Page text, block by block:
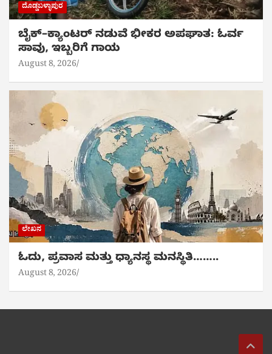
ದೊಡ್ಡಬಳ್ಳಾಪುರ
ಬೈಕ್‌–ಕ್ಯಾಂಟರ್ ನಡುವೆ ಭೀಕರ ಅಪಘಾತ: ಓರ್ವ
ಸಾವು, ಇಬ್ಬರಿಗೆ ಗಾಯ
August 8, 2026
ಲೇಖನ
ಓದು, ಪ್ರವಾಸ ಮತ್ತು ಧ್ಯಾನಸ್ಥ ಮನಸ್ಥಿತಿ……..
August 8, 2026